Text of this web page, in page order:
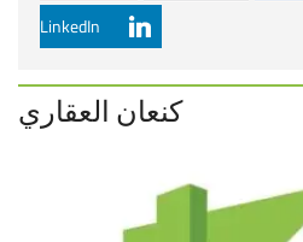
LinkedIn
كنعان العقاري